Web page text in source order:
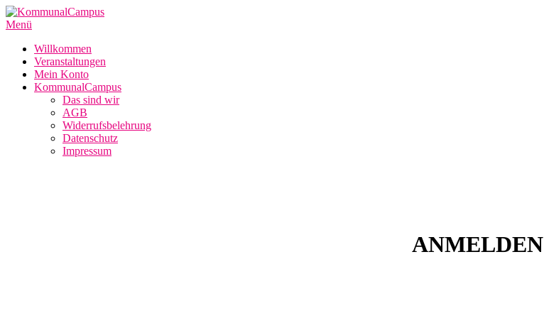
Zum
Inhalt
Menü
Willkommen
Veranstaltungen
Mein Konto
KommunalCampus
Das sind wir
AGB
Widerrufsbelehrung
Datenschutz
Impressum
ANMELDEN